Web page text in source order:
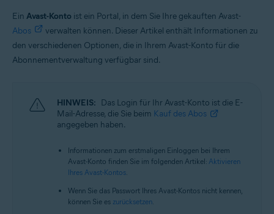
Ein Avast-Konto ist ein Portal, in dem Sie Ihre gekauften Avast-
Abos
verwalten können. Dieser Artikel enthält Informationen zu
den verschiedenen Optionen, die in Ihrem Avast-Konto für die
Abonnementverwaltung verfügbar sind.
HINWEIS: Das Login für Ihr Avast-Konto ist die E-
Mail-Adresse, die Sie beim Kauf des Abos
angegeben haben.
Informationen zum erstmaligen Einloggen bei Ihrem
Avast-Konto finden Sie im folgenden Artikel: Aktivieren
Ihres Avast-Kontos.
Wenn Sie das Passwort Ihres Avast-Kontos nicht kennen,
können Sie es zurücksetzen.